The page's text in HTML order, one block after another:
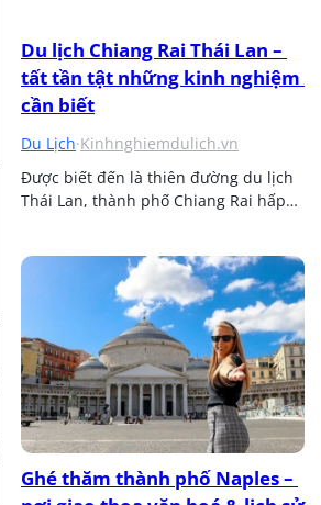
Du lịch Chiang Rai Thái Lan –
tất tần tật những kinh nghiệm
cần biết
Du Lịch·Kinhnghiemdulich.vn
Được biết đến là thiên đường du lịch
Thái Lan, thành phố Chiang Rai hấp…
Ghé thăm thành phố Naples –